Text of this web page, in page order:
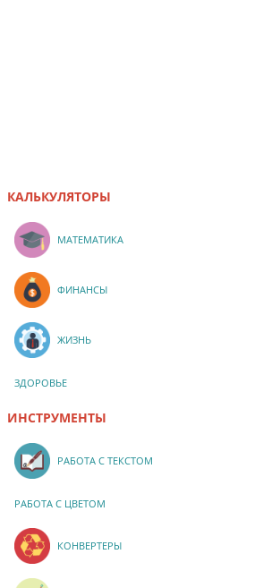
КАЛЬКУЛЯТОРЫ
МАТЕМАТИКА
ФИНАНСЫ
ЖИЗНЬ
ЗДОРОВЬЕ
ИНСТРУМЕНТЫ
РАБОТА С ТЕКСТОМ
РАБОТА С ЦВЕТОМ
КОНВЕРТЕРЫ